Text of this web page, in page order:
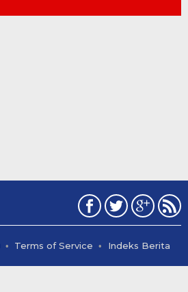
Terms of Service Indeks Berita